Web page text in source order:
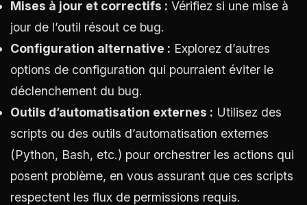
Mises à jour et correctifs : Vérifiez si une mise à
jour de l’outil résout ce bug.
Configuration alternative : Explorez d’autres
options de configuration qui pourraient éviter le
déclenchement du bug.
Outils d’automatisation externes : Utilisez des
scripts ou des outils d’automatisation externes
(Python, Bash, etc.) pour orchestrer les actions qui
posent problème, en vous assurant que ces scripts
respectent les flux de permissions requis.